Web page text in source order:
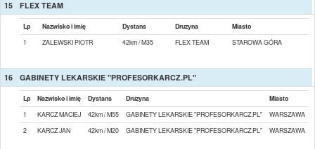
15 FLEX TEAM
Lp Nazwisko i imię Dystans Druzyna
Miasto
1
ZALEWSKI PIOTR 42km / M35 FLEX TEAM STAROWA GÓRA
16 GABINETY LEKARSKIE "PROFESORKARCZ.PL"
Lp Nazwisko i imię Dystans Druzyna
Miasto
1
KARCZ MACIEJ 42km / M55 GABINETY LEKARSKIE "PROFESORKARCZ.PL"
WARSZAWA
2
KARCZ JAN 42km / M20 GABINETY LEKARSKIE "PROFESORKARCZ.PL" WARSZAWA